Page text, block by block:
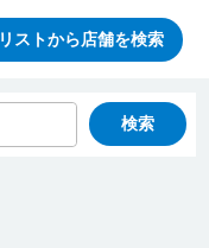
リストから店舗を検索
検索